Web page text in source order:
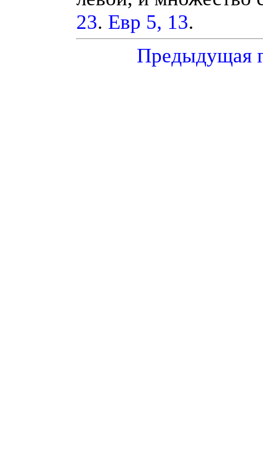
23. Евр 5, 13.
Предыдущая